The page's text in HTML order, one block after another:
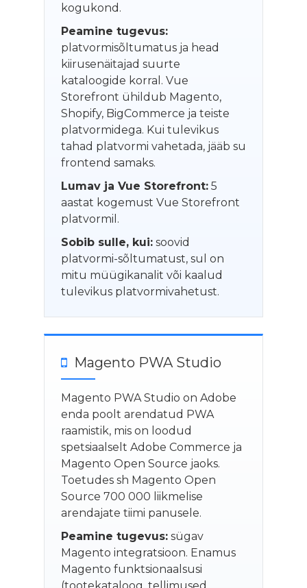
kogukond.
Peamine tugevus:
platvormisõltumatus ja head
kiirusenäitajad suurte
kataloogide korral. Vue
Storefront ühildub Magento,
Shopify, BigCommerce ja teiste
platvormidega. Kui tulevikus
tahad platvormi vahetada, jääb su
frontend samaks.
Lumav ja Vue Storefront: 5
aastat kogemust Vue Storefront
platvormil.
Sobib sulle, kui: soovid
platvormi-sõltumatust, sul on
mitu müügikanalit või kaalud
tulevikus platvormivahetust.
Magento PWA Studio
Magento PWA Studio on Adobe
enda poolt arendatud PWA
raamistik, mis on loodud
spetsiaalselt Adobe Commerce ja
Magento Open Source jaoks.
Toetudes sh Magento Open
Source 700 000 liikmelise
arendajate tiimi panusele.
Peamine tugevus: sügav
Magento integratsioon. Enamus
Magento funktsionaalsusi